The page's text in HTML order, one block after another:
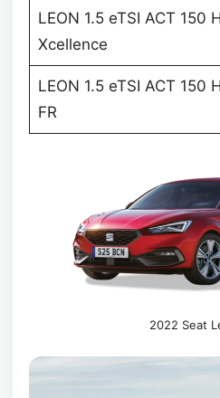
LEON 1.5 eTSI ACT 150
Xcellence
LEON 1.5 eTSI ACT 150
FR
2022 Seat